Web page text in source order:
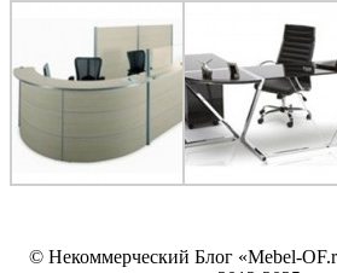
© Некоммерческий Блог «Mebel-